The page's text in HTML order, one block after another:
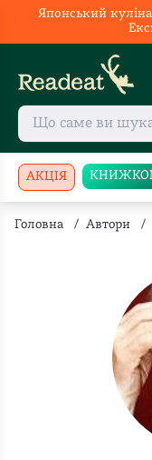
Японський
АКЦІЯ
Головна / Автори /